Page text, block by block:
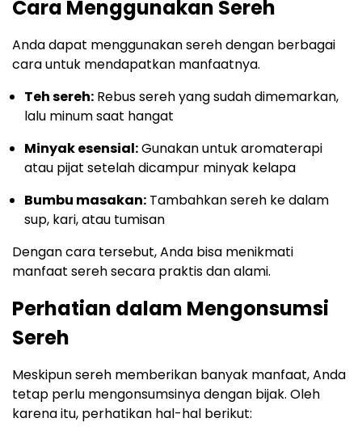
Cara Menggunakan Sereh
Anda dapat menggunakan sereh dengan berbagai
cara untuk mendapatkan manfaatnya.
Teh sereh: Rebus sereh yang sudah dimemarkan,
lalu minum saat hangat
Minyak esensial:Gunakan untuk aromaterapi
atau pijat setelah dicampur minyak kelapa
Bumbu masakan: Tambahkan sereh ke dalam
sup, kari, atau tumisan
Dengan cara tersebut, Anda bisa menikmati
manfaat sereh secara praktis dan alami.
Perhatian dalam Mengonsumsi
Sereh
Meskipun sereh memberikan banyak manfaat, Anda
tetap perlu mengonsumsinya dengan bijak. Oleh
karena itu, perhatikan hal-hal berikut: